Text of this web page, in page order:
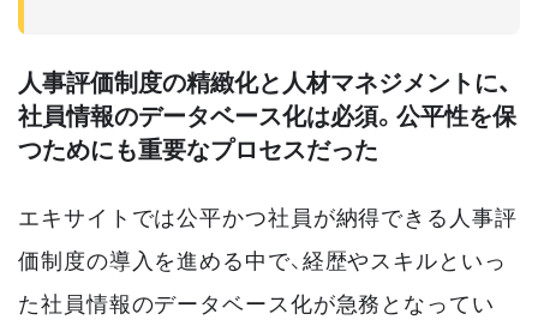
人事評価制度の精緻化と人材マネジメントに、
社員情報のデータベース化は必須。公平性を保
つためにも重要なプロセスだった
エキサイトでは公平かつ社員が納得できる人事評
価制度の導入を進める中で、経歴やスキルといっ
た社員情報のデータベース化が急務となってい